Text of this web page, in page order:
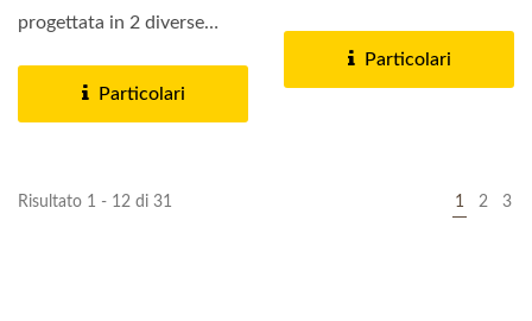
progettata in 2 diverse
Particolari
Particolari
Risultato 1 - 12 di 31 1 2 3